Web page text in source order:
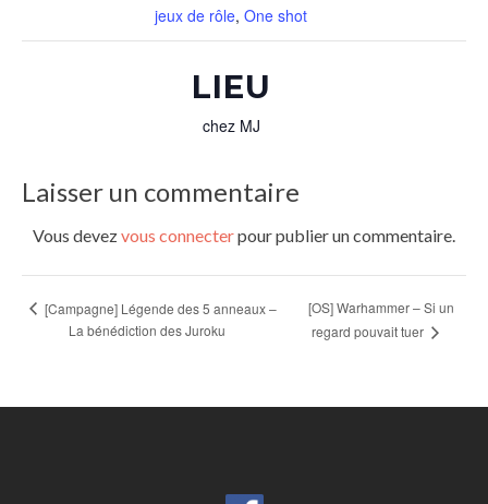
jeux de rôle, One shot
LIEU
chez MJ
Laisser un commentaire
Vous devezvous connecterpour publier un commentaire.
[Campagne] Légende des 5 anneaux –
La bénédiction des Juroku
[OS] Warhammer – Si un
regard pouvait tuer